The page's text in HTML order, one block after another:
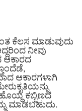
ಕೆಲಸ ಮಾಡುವುದು
ನೀವು
ಆಕಾರದ
ಆಕಾರಗಳಾಗಿ
ಕಬ್ಬಿಣದ
ಮಾಡಬಹುದು.